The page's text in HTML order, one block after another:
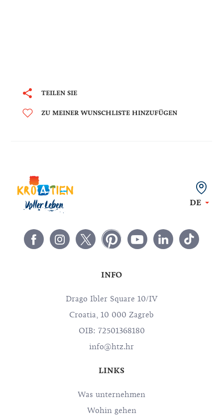
TEILEN SIE
ZU MEINER WUNSCHLISTE HINZUFÜGEN
DE
INFO
Drago Ibler Square 10/IV
Croatia, 10 000 Zagreb
OIB: 72501368180
info@htz.hr
LINKS
Was unternehmen
Wohin gehen